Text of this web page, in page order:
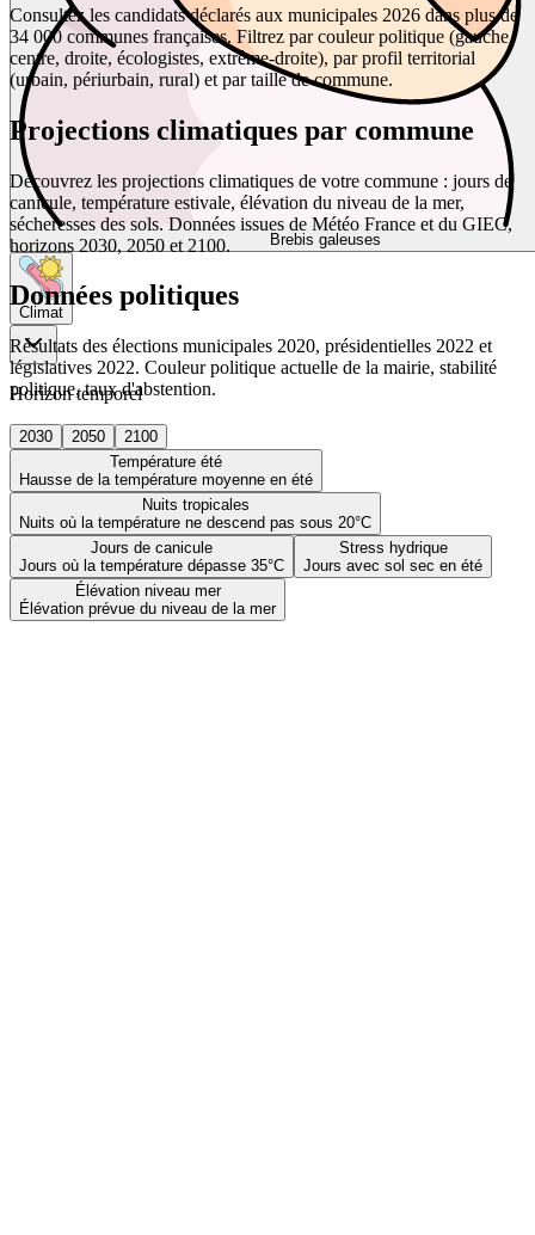
Brebis galeuses
Climat
Horizon temporel
2030 2050
2100
Température été
Hausse de la température moyenne en été
Nuits tropicales
Nuits où la température ne descend pas sous 20°C
Jours de canicule
Jours où la température dépasse 35°C
Stress hydrique
Jours avec sol sec en été
Élévation niveau mer
Élévation prévue du niveau de la mer
Consultez les candidats déclarés aux municipales 2026 dans plus de
34 000 communes françaises. Filtrez par couleur politique (gauche,
centre, droite, écologistes, extrême-droite), par profil territorial
(urbain, périurbain, rural) et par taille de commune.
Projections climatiques par commune
Découvrez les projections climatiques de votre commune : jours de
canicule, température estivale, élévation du niveau de la mer,
sécheresses des sols. Données issues de Météo France et du GIEC,
horizons 2030, 2050 et 2100.
Données politiques
Résultats des élections municipales 2020, présidentielles 2022 et
législatives 2022. Couleur politique actuelle de la mairie, stabilité
politique, taux d'abstention.